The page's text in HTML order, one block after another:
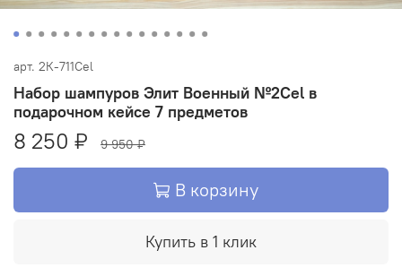
арт. 2К-711Сel
Набор шампуров Элит Военный №2Сel в
подарочном кейсе 7 предметов
8 250 ₽ 9 950 ₽
В корзину
Купить в 1 клик